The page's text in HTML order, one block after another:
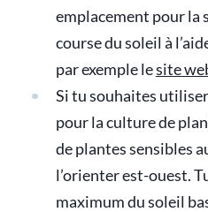
emplacement pour la
course du soleil à
par exemple lesite
Si tu souhaites
pour la culture de
de plantes sensibles
l’orienter est-ouest.
maximum du soleil